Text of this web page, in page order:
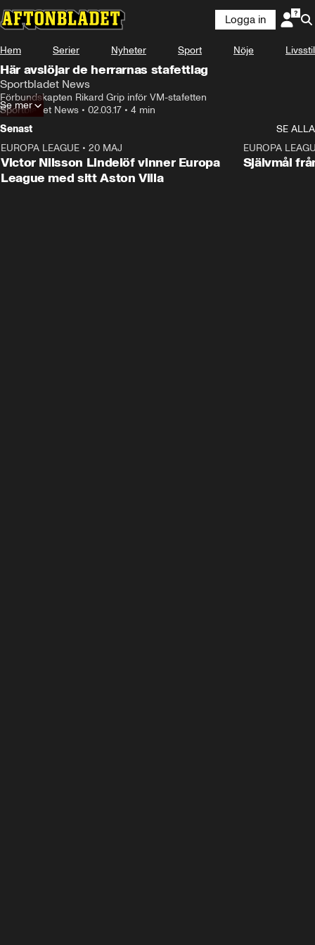
Logga in
Hem Serier Nyheter Sport Nöje Livsstil
Här avslöjar de herrarnas stafettlag
Sportbladet News
Förbundskapten Rikard Grip inför VM-stafetten
Sportbladet News • 02.03.17 • 4 min
Se mer
Senast
SE ALLA
EUROPA LEAGUE • 20 MAJ
Victor Nilsson Lindelöf vinner Europa
League med sitt Aston Villa
EUROPA
Självmål